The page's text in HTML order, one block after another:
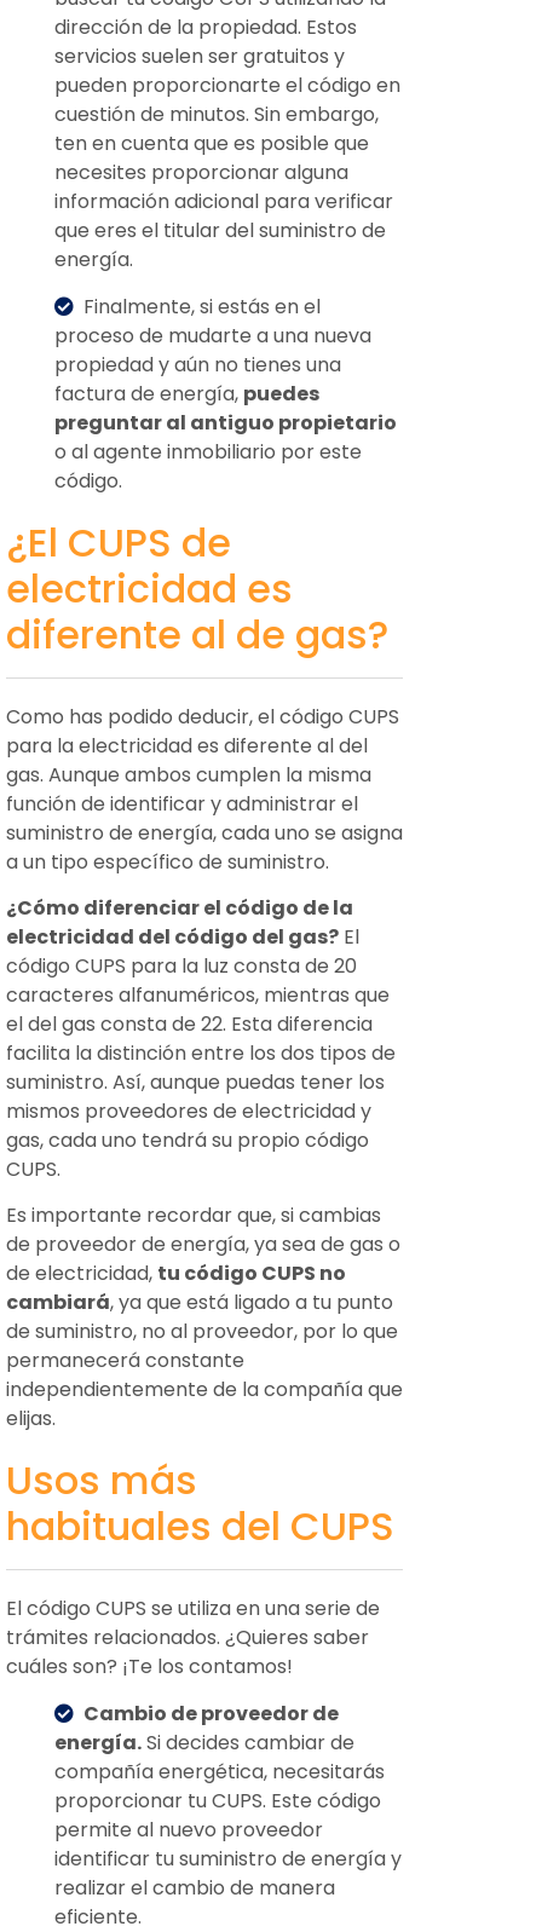
dirección de la propiedad. Estos
servicios suelen ser gratuitos y
pueden proporcionarte el código en
cuestión de minutos. Sin embargo,
ten en cuenta que es posible que
necesites proporcionar alguna
información adicional para verificar
que eres el titular del suministro de
energía.
Finalmente, si estás en el
proceso de mudarte a una nueva
propiedad y aún no tienes una
factura de energía, puedes
preguntar al antiguo propietario
o al agente inmobiliario por este
código.
¿El CUPS de
electricidad es
diferente al de gas?
Como has podido deducir, el código CUPS
para la electricidad es diferente al del
gas. Aunque ambos cumplen la misma
función de identificar y administrar el
suministro de energía, cada uno se asigna
a un tipo específico de suministro.
¿Cómo diferenciar el código de la
electricidad del código del gas? El
código CUPS para la luz consta de 20
caracteres alfanuméricos, mientras que
el del gas consta de 22. Esta diferencia
facilita la distinción entre los dos tipos de
suministro. Así, aunque puedas tener los
mismos proveedores de electricidad y
gas, cada uno tendrá su propio código
CUPS.
Es importante recordar que, si cambias
de proveedor de energía, ya sea de gas o
de electricidad, tu código CUPS no
cambiará, ya que está ligado a tu punto
de suministro, no al proveedor, por lo que
permanecerá constante
independientemente de la compañía que
elijas.
Usos más
habituales del CUPS
El código CUPS se utiliza en una serie de
trámites relacionados. ¿Quieres saber
cuáles son? ¡Te los contamos!
Cambio de proveedor de
energía.Si decides cambiar de
compañía energética, necesitarás
proporcionar tu CUPS. Este código
permite al nuevo proveedor
identificar tu suministro de energía y
realizar el cambio de manera
eficiente.